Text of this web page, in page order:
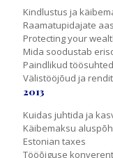
Kindlustus ja
Raamatupidajate
Protecting your
Mida soodustab
Paindlikud töösuhted
Välistööjõud ja
2013
Kuidas juhtida ja
Käibemaksu
Estonian taxes
Tööõiguse